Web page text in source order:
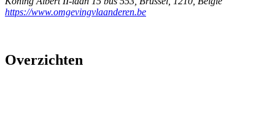
https://www.omgevingvlaanderen.be
Overzichten